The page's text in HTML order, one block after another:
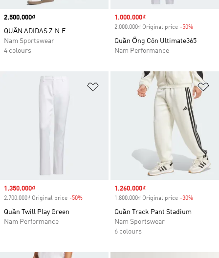
Price
2.500.000₫
QUẦN ADIDAS Z.N.E.
Nam Sportswear
4 colours
Sale price
1.000.000₫
2.000.000₫ Original price -50%
Quần Ống Côn Ultimate365
Nam Performance
Add to Wishlist
Sale price
1.350.000₫
2.700.000₫ Original price -50%
Quần Twill Play Green
Nam Performance
Sale price
1.260.000₫
1.800.000₫ Original price -30%
Quần Track Pant Stadium
Nam Sportswear
6 colours